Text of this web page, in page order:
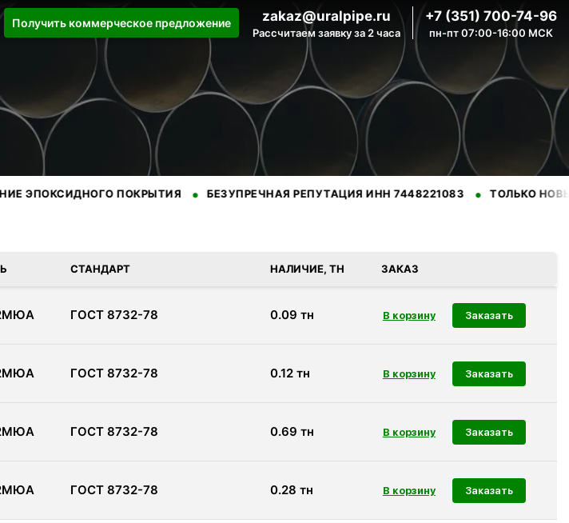
Получить коммерческое предложение zakaz@uralpipe.ru
Рассчитаем заявку за 2 часа
+7 (351) 700-74-96
пн-пт 07:00-16:00 МСК
ПОКРЫТИЯ • БЕЗУПРЕЧНАЯ РЕПУТАЦИЯ ИНН 7448221083 • ТОЛЬКО НОВЫЕ ТРУБЫ
СТАНДАРТ НАЛИЧИЕ, ТН ЗАКАЗ
ГОСТ 8732-78 0.09 тн Заказать
ГОСТ 8732-78 0.12тн Заказать
ГОСТ 8732-78 0.69 тн Заказать
ГОСТ 8732-78 0.28 тн Заказать